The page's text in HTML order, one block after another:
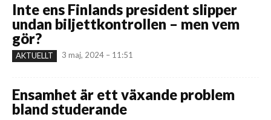
Inte ens Finlands president slipper
undan biljettkontrollen – men vem
gör?
AKTUELLT 3 maj, 2024 – 11:51
Ensamhet är ett växande problem
bland studerande